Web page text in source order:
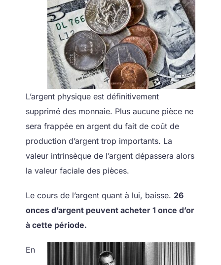
L’argent physique est définitivement
supprimé des monnaie. Plus aucune pièce ne
sera frappée en argent du fait de coût de
production d’argent trop importants. La
valeur intrinsèque de l’argent dépassera alors
la valeur faciale des pièces.
Le cours de l’argent quant à lui, baisse. 26
onces d’argent peuvent acheter 1 once d’or
à cette période.
En